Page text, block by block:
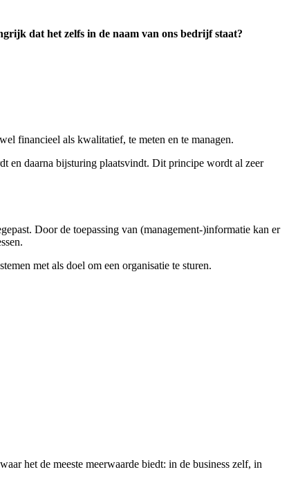
dat het zelfs in de naam van ons bedrijf staat?
financieel als kwalitatief, te meten en te managen.
en daarna bijsturing plaatsvindt. Dit principe wordt al zeer
Door de toepassing van (management-)informatie kan er
met als doel om een organisatie te sturen.
het de meeste meerwaarde biedt: in de business zelf, in